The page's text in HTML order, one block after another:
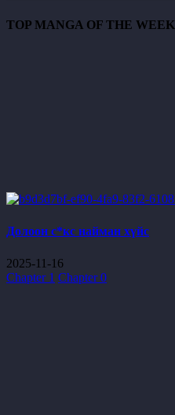
TOP MANGA OF THE WEEK
Долоон с*кс найман хүйс
2025-11-16
Chapter 1 Chapter 0